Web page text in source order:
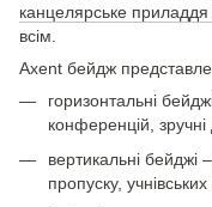
канцелярське приладдя
всім.
Axent бейдж
горизонтальні
конференцій,
вертикальні бейджі
пропуску,